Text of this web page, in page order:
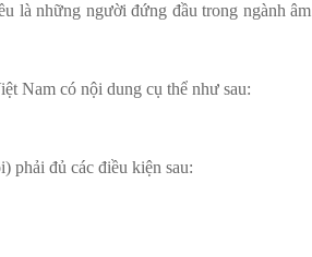
là những người đứng đầu trong ngành âm
Nam có nội dung cụ thể như sau:
phải đủ các điều kiện sau: